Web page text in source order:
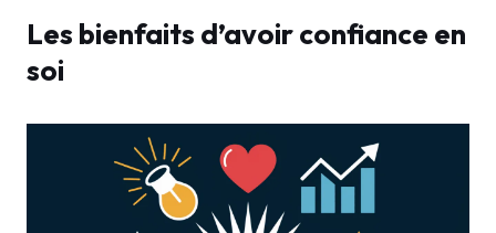
Les bienfaits d’avoir confiance en
soi